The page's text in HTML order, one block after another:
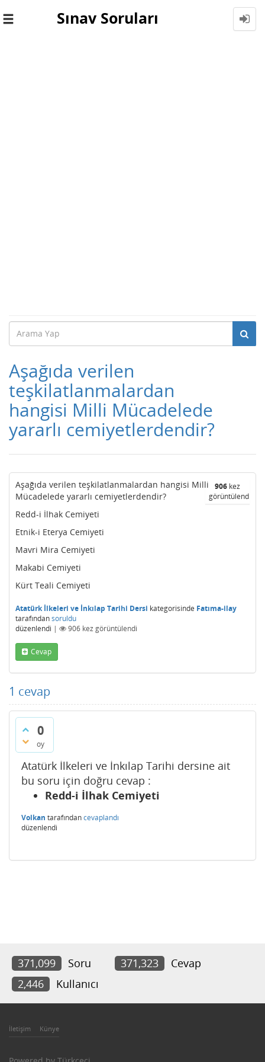
Toggle
Sınav Soruları
Aşağıda verilen
teşkilatlanmalardan
hangisi Milli Mücadelede
yararlı cemiyetlerdendir?
906 kez
görüntülendi
Aşağıda verilen teşkilatlanmalardan hangisi Milli
Mücadelede yararlı cemiyetlerdendir?
Redd-i İlhak Cemiyeti
Etnik-i Eterya Cemiyeti
Mavri Mira Cemiyeti
Makabi Cemiyeti
Kürt Teali Cemiyeti
Atatürk İlkeleri ve İnkılap Tarihi Dersi kategorisinde Fatıma-ilay
tarafındansoruldu
düzenlendi | 906 kez görüntülendi
Cevap
1 cevap
0
oy
Atatürk İlkeleri ve İnkılap Tarihi dersine ait
bu soru için doğru cevap :
Redd-i İlhak Cemiyeti
Volkan tarafındancevaplandı
düzenlendi
371,099 Soru 371,323
Cevap
2,446
Kullanıcı
İletişim Künye